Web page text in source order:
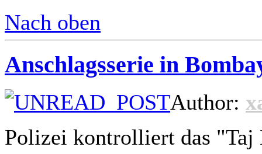
Nach oben
Anschlagsserie in
Author:
Polizei kontrolliert das "Taj